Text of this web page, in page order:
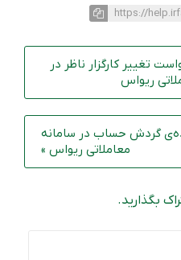
https://
تغییر کارگزار ناظر در
ریواس
گردش حساب در سامانه
معاملاتی ریواس »
بگذارید.